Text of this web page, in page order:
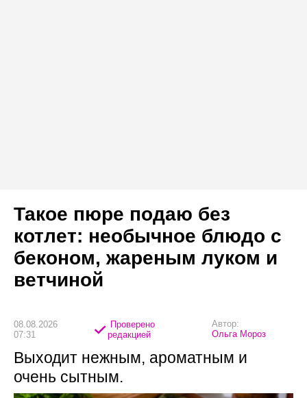
Такое пюре подаю без
котлет: необычное блюдо с
беконом, жареным луком и
ветчиной
08.08.2026
07:31
Проверено
редакцией
Автор:
Ольга Мороз
Выходит нежным, ароматным и
очень сытным.